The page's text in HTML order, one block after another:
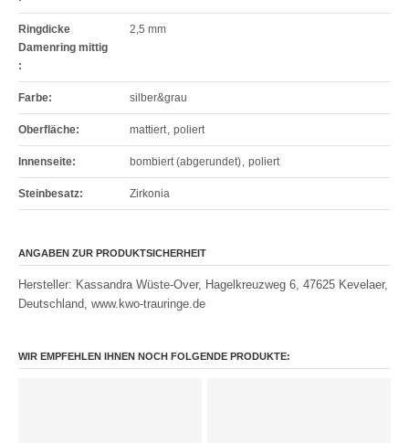
Ringdicke
Damenring mittig
:
2,5 mm
Farbe: silber&grau
Oberfläche: mattiert, poliert
Innenseite: bombiert (abgerundet), poliert
Steinbesatz: Zirkonia
ANGABEN ZUR PRODUKTSICHERHEIT
Hersteller: Kassandra Wüste-Over, Hagelkreuzweg 6, 47625 Kevelaer,
Deutschland, www.kwo-trauringe.de
WIR EMPFEHLEN IHNEN NOCH FOLGENDE PRODUKTE: